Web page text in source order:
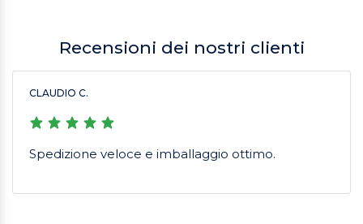
Recensioni dei nostri clienti
CLAUDIO C.
Spedizione veloce e imballaggio ottimo.